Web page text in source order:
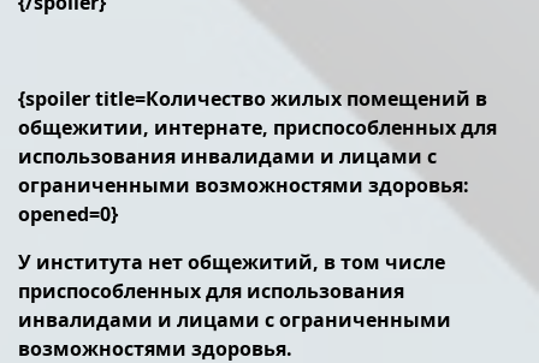
{spoiler title=Количество жилых помещений в
общежитии, интернате, приспособленных для
использования инвалидами и лицами с
ограниченными возможностями здоровья:
opened=0}
У института нет общежитий, в том числе
приспособленных для использования
инвалидами и лицами с ограниченными
возможностями здоровья.